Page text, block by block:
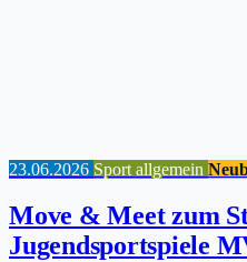
23.06.2026 Sport allgemein
Move & Meet zum
Jugendsportspiele